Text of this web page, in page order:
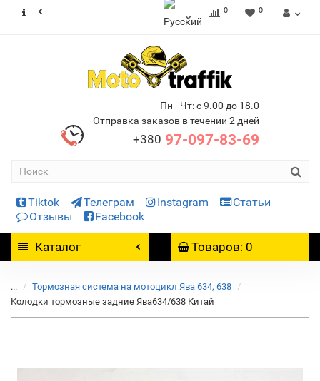
0 0
Пн - Чт: с 9.00 до 18.0
Отправка заказов в течении 2 дней
+380 97-097-83-69
Tiktok Телеграм Instagram
Статьи
Отзывы
Facebook
Каталог Товаров: 0
...
Тормозная система на мотоцикл Ява 634, 638
Колодки тормозные задние Ява634/638 Китай